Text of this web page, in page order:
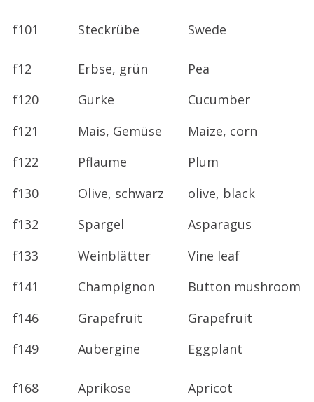
f101 Steckrübe Swede
f12 Erbse, grün
Pea
f120
Gurke
Cucumber
f121
Mais, Gemüse
Maize, corn
f122
Pflaume
Plum
f130
Olive, schwarz
olive, black
f132
Spargel
Asparagus
f133
Weinblätter
Vine leaf
f141
Champignon
Button mushroom
f146
Grapefruit
Grapefruit
f149
Aubergine Eggplant
f168 Aprikose Apricot